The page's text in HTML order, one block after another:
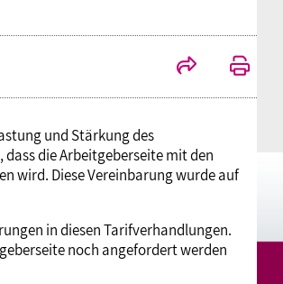
kompakt
und Stärkung des
die Arbeitgeberseite mit den
wird. Diese Vereinbarung wurde auf
in diesen Tarifverhandlungen.
noch angefordert werden